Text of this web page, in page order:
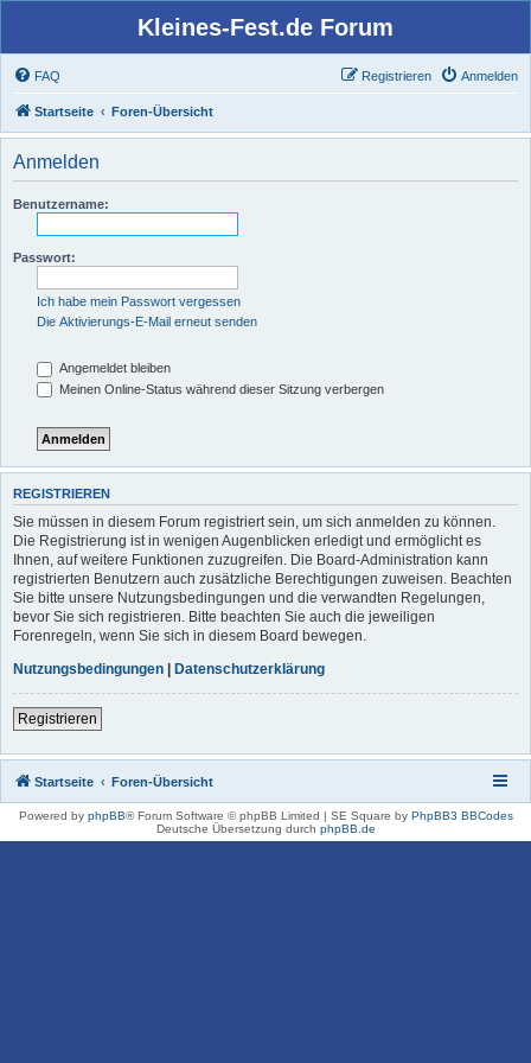
Kleines-Fest.de Forum
FAQ Anmelden
Registrieren
Startseite Foren-Übersicht
Anmelden
Benutzername:
Passwort:
Ich habe mein Passwort vergessen
Die Aktivierungs-E-Mail erneut senden
Angemeldet bleiben
Meinen Online-Status während dieser Sitzung verbergen
REGISTRIEREN
Sie müssen in diesem Forum registriert sein, um sich anmelden zu können.
Die Registrierung ist in wenigen Augenblicken erledigt und ermöglicht es
Ihnen, auf weitere Funktionen zuzugreifen. Die Board-Administration kann
registrierten Benutzern auch zusätzliche Berechtigungen zuweisen. Beachten
Sie bitte unsere Nutzungsbedingungen und die verwandten Regelungen,
bevor Sie sich registrieren. Bitte beachten Sie auch die jeweiligen
Forenregeln, wenn Sie sich in diesem Board bewegen.
Nutzungsbedingungen | Datenschutzerklärung
Registrieren
Startseite Foren-Übersicht
Powered by phpBB® Forum Software © phpBB Limited | SE Square by PhpBB3 BBCodes
Deutsche Übersetzung durch phpBB.de